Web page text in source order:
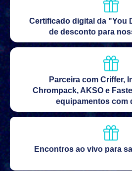
Certificado digital da "You
de desconto para
Parceira com Criffer,
Chrompack, AKSO e
equipamentos com
Encontros ao vivo para